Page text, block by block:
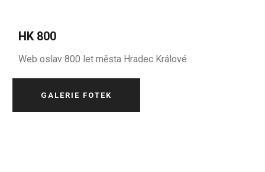
HK 800
Web oslav 800 let města Hradec Králové
GALERIE FOTEK